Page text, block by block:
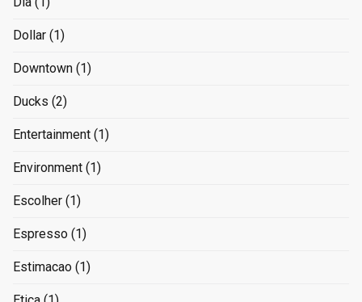
Dollar (1)
Downtown (1)
Ducks (2)
Entertainment (1)
Environment (1)
Escolher (1)
Espresso (1)
Estimacao (1)